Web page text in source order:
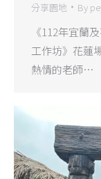
分享園地 By
《112年宜蘭
工作坊》花蓮
熱情的老師…